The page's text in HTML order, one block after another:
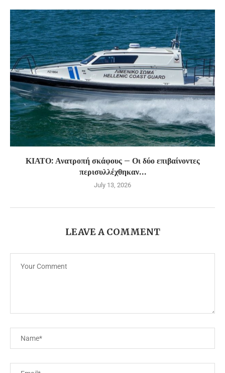
ΚΙΑΤΟ: Ανατροπή σκάφους – Οι δύο επιβαίνοντες
περισυλλέχθηκαν…
July 13, 2026
LEAVE A COMMENT